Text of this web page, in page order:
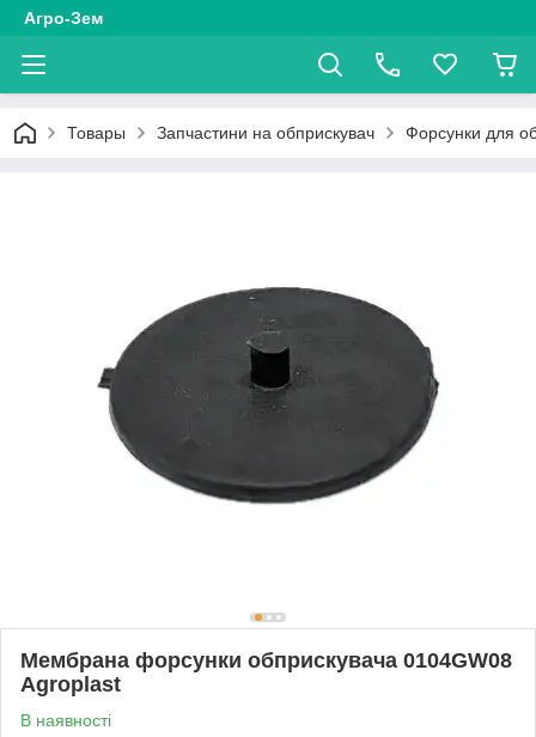
Агро-Зем
Товары Запчастини на обприскувач Форсунки для
Мембрана форсунки обприскувача 0104GW08
Agroplast
В наявності